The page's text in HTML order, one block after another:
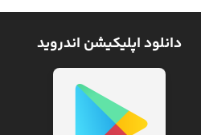
دانلود اپلیکیشن اندروید